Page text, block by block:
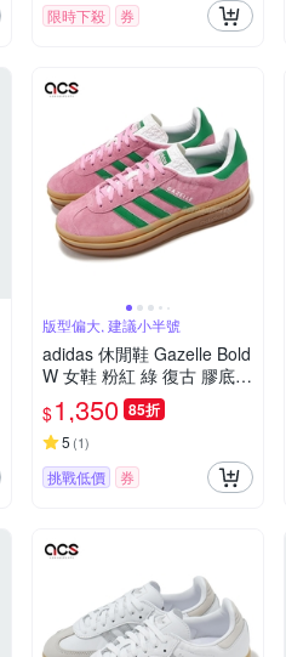
限時下殺 券
版型偏大, 建議小半號
adidas 休閒鞋 Gazelle Bold
W 女鞋 粉紅 綠 復古 膠底
厚底 增高 愛迪達 IE0420
$1,350 85折
5 (1)
挑戰低價 券